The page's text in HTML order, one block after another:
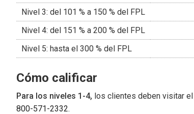
Nivel 3: del 101 % a 150 % del FPL
Nivel 4: del 151 % a 200 % del FPL
Nivel 5: hasta el 300 % del FPL
Cómo calificar
Para los niveles 1-4, los clientes deben visitar el
800-571-2332.